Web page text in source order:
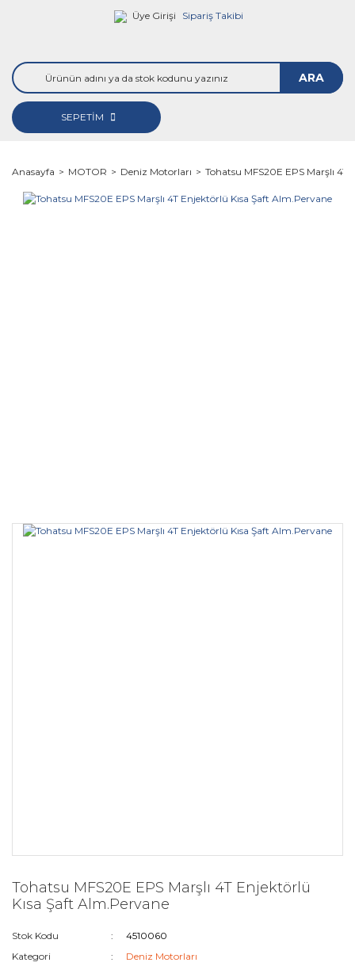
Üye Girişi Sipariş Takibi
ARA
SEPETİM
Anasayfa MOTOR Deniz Motorları Tohatsu MFS20E EPS Marşlı
Tohatsu MFS20E EPS Marşlı 4T Enjektörlü
Kısa Şaft Alm.Pervane
Stok Kodu
4510060
Kategori
Deniz Motorları